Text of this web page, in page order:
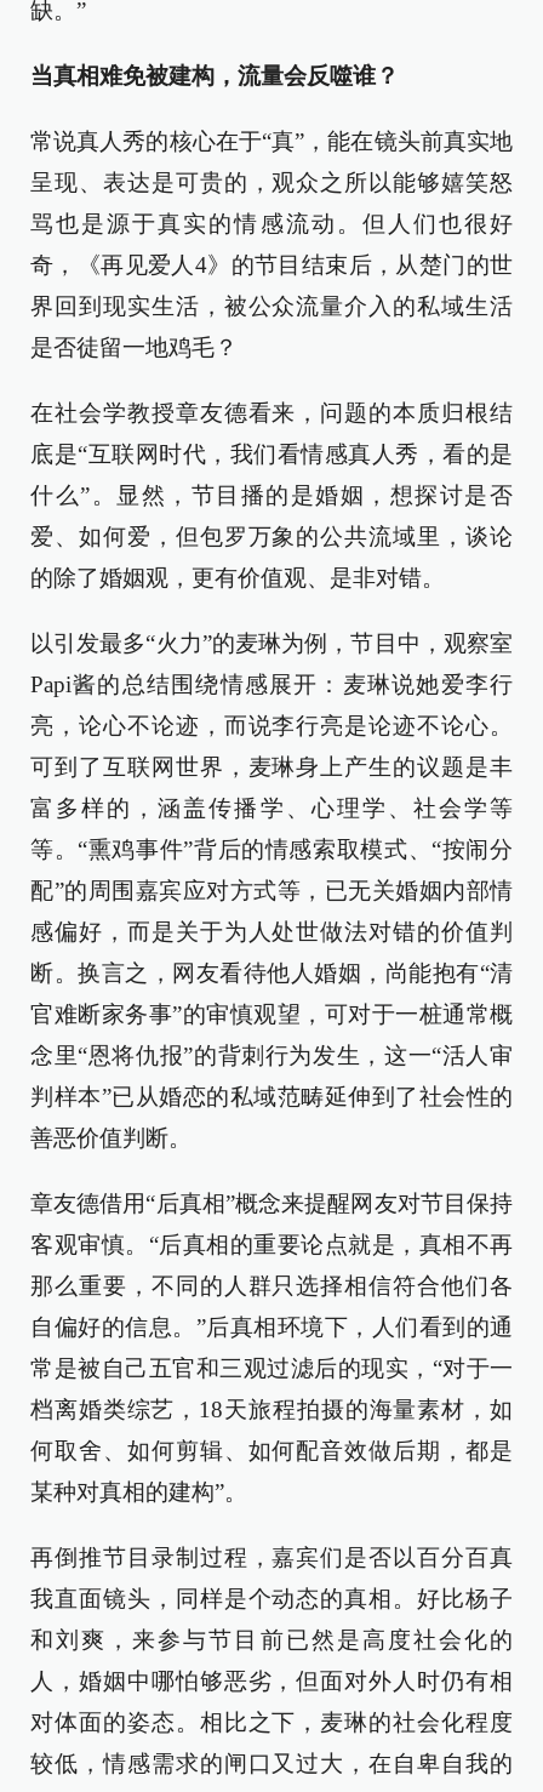
缺。”
当真相难免被建构，流量会反噬谁？
常说真人秀的核心在于“真”，能在镜头前真实地
呈现、表达是可贵的，观众之所以能够嬉笑怒
骂也是源于真实的情感流动。但人们也很好
奇，《再见爱人4》的节目结束后，从楚门的世
界回到现实生活，被公众流量介入的私域生活
是否徒留一地鸡毛？
在社会学教授章友德看来，问题的本质归根结
底是“互联网时代，我们看情感真人秀，看的是
什么”。显然，节目播的是婚姻，想探讨是否
爱、如何爱，但包罗万象的公共流域里，谈论
的除了婚姻观，更有价值观、是非对错。
以引发最多“火力”的麦琳为例，节目中，观察室
Papi酱的总结围绕情感展开：麦琳说她爱李行
亮，论心不论迹，而说李行亮是论迹不论心。
可到了互联网世界，麦琳身上产生的议题是丰
富多样的，涵盖传播学、心理学、社会学等
等。“熏鸡事件”背后的情感索取模式、“按闹分
配”的周围嘉宾应对方式等，已无关婚姻内部情
感偏好，而是关于为人处世做法对错的价值判
断。换言之，网友看待他人婚姻，尚能抱有“清
官难断家务事”的审慎观望，可对于一桩通常概
念里“恩将仇报”的背刺行为发生，这一“活人审
判样本”已从婚恋的私域范畴延伸到了社会性的
善恶价值判断。
章友德借用“后真相”概念来提醒网友对节目保持
客观审慎。“后真相的重要论点就是，真相不再
那么重要，不同的人群只选择相信符合他们各
自偏好的信息。”后真相环境下，人们看到的通
常是被自己五官和三观过滤后的现实，“对于一
档离婚类综艺，18天旅程拍摄的海量素材，如
何取舍、如何剪辑、如何配音效做后期，都是
某种对真相的建构”。
再倒推节目录制过程，嘉宾们是否以百分百真
我直面镜头，同样是个动态的真相。好比杨子
和刘爽，来参与节目前已然是高度社会化的
人，婚姻中哪怕够恶劣，但面对外人时仍有相
对体面的姿态。相比之下，麦琳的社会化程度
较低，情感需求的闸口又过大，在自卑自我的